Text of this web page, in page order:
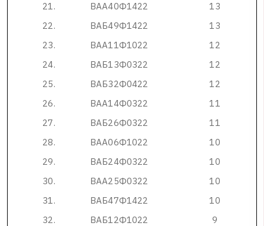
21. ВАА40Ф1422 13
22. ВАБ49Ф1422 13
23. ВАА11Ф1022 12
24. ВАБ13Ф0322 12
25. ВАБ32Ф0422 12
26. ВАА14Ф0322 11
27. ВАБ26Ф0322 11
28. ВАА06Ф1022 10
29. ВАБ24Ф0322 10
30. ВАА25Ф0322 10
31. ВАБ47Ф1422 10
32. ВАБ12Ф1022
9